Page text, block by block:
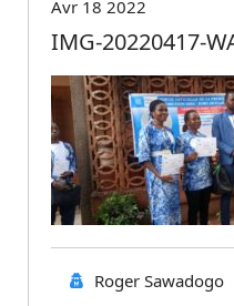
Avr 18 2022
IMG-20220417-
Roger Sawadogo